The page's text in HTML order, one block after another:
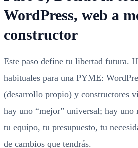
WordPress, web a
constructor
Este paso define tu libertad futura.
habituales para una PYME:
(desarrollo propio) y constructores
hay uno “mejor” universal; hay uno
tu equipo, tu presupuesto, tu
de cambios que tendrás.